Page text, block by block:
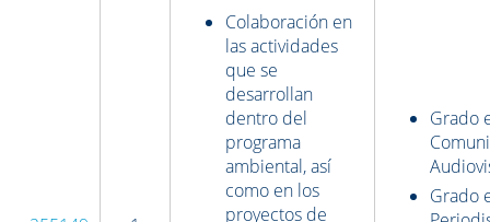
Colaboración en
las actividades
que se
desarrollan
dentro del
programa
ambiental, así
como en los
proyectos de
Grado
Grado